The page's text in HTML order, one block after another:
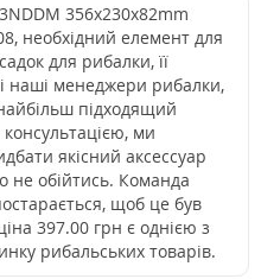
356х230х82mm
необхідний елемент для
для рибалки, її
наші менеджери рибалки,
підходящий
консультацією, ми
якісний аксессуар
не обійтись. Команда
щоб це був
397.00 грн є однією з
рибальських товарів.